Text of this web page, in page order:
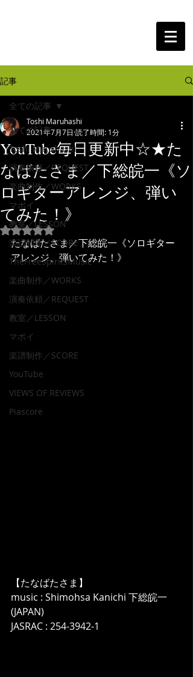
記事
全ての記事
Toshi Maruhashi
演奏依頼／REQUEST
楽曲制作／WORKS
マポイ
教室／LESSON
楽譜制作／SCORE
TheFreeSpiritsMusic
楽曲制作／WORKS
演奏依頼／REQUEST
教室／LESSON
マポイ
楽譜制作／SCORE
YouTube
VIEWS OF REVIEWS
Piascore
全ての記事
YouTube毎日更新中☆★た
なばたさま／下総皖一《ソ
ロギターアレンジ、弾い
てみた！》
Toshi Maruhashi
2021年7月7日 読了時間: 1分
5つ星のうちNaNと評価されています。
たなばたさま／下総皖一《ソロギター
アレンジ、弾いてみた！》
【たなばたさま】
music : Shimohsa Kanichi 下総皖一
(JAPAN)
JASRAC : 254-3942-1